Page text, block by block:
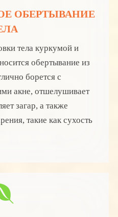
ОБЕРТЫВАНИЕ
тела куркумой и
обертывание из
борется с
акне, отшелушивает
загар, а также
такие как сухость